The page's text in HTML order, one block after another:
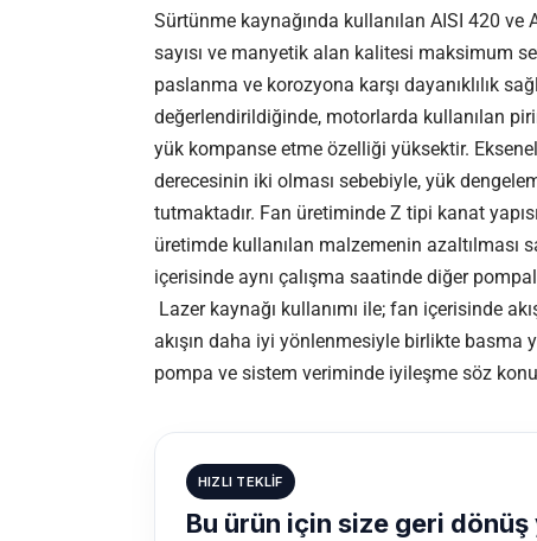
Sürtünme kaynağında kullanılan AISI 420
sayısı ve manyetik alan kalitesi maksimum
paslanma ve korozyona karşı dayanıklılık
değerlendirildiğinde, motorlarda kullanılan
yük kompanse etme özelliği yüksektir.
derecesinin iki olması sebebiyle, yük
tutmaktadır. Fan üretiminde Z tipi kanat
üretimde kullanılan malzemenin azaltılması
içerisinde aynı çalışma saatinde diğer
Lazer kaynağı kullanımı ile; fan içerisinde
akışın daha iyi yönlenmesiyle birlikte basma
pompa ve sistem veriminde iyileşme söz
HIZLI TEKLIF
Bu ürün için size geri dönüş